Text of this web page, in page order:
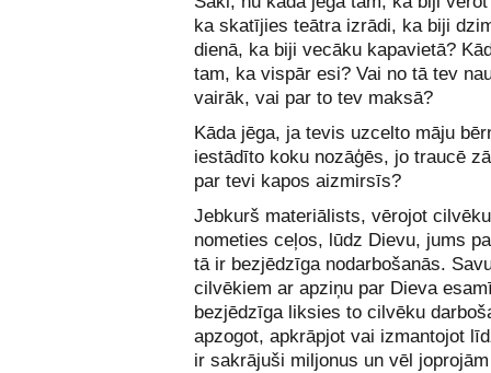
ka skatījies teātra izrādi, ka biji
dienā, ka biji vecāku kapavietā?
tam, ka vispār esi? Vai no tā tev
vairāk, vai par to tev maksā?
Kāda jēga, ja tevis uzcelto māju
iestādīto koku nozāģēs, jo traucē
par tevi kapos aizmirsīs?
Jebkurš materiālists, vērojot
nometies ceļos, lūdz Dievu, jums
tā ir bezjēdzīga nodarbošanās.
cilvēkiem ar apziņu par Dieva
bezjēdzīga liksies to cilvēku
apzogot, apkrāpjot vai izmantojot
ir sakrājuši miljonus un vēl